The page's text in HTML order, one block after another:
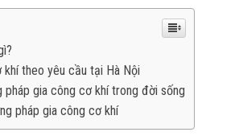
theo yêu cầu tại Hà Nội
pháp gia công cơ khí trong đời sống
pháp gia công cơ khí